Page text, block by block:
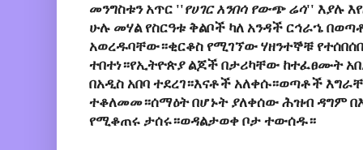
መንግስቱን አጥር ''የሀገር አንበሳ የውጭ ሬሳ'' እያሉ
ሁሉ መሃል የስርዓቱ ቅልቦች ካለ አንዳች ርኅራኄ
አወረዱባቸው።ቂርቆስ የሚገኘው ሃዘንተኞቹ
ተበተነ።የኢትዮጵያ ልጆች በታሪካቸው ከተፈፀሙት
በአዲስ አበባ ተደረገ።እናቶች አለቀሱ።ወጣቶች
ተቆለመመ።ሰማዕት በሆኑት ያለቀሰው ሕዝብ ዳግም
የሚቆጠሩ ታሰሩ።ወዳልታወቀ ቦታ ተውሰዱ።